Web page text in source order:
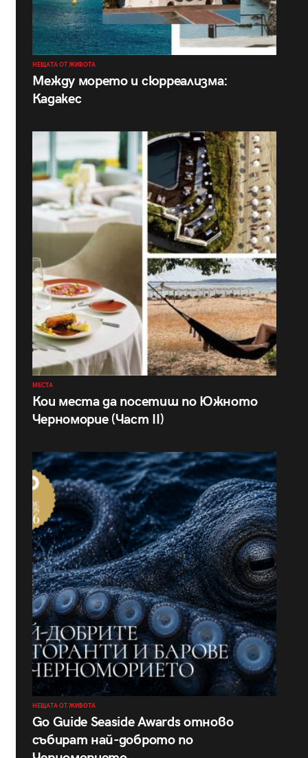
НЕЩАТА ОТ ЖИВОТА
Между морето и сюрреализма:
Кадакес
МЕСТА
Кои места да посетиш по Южното
Черноморие (Част II)
НЕЩАТА ОТ ЖИВОТА
Go Guide Seaside Awards отново
събират най-доброто по